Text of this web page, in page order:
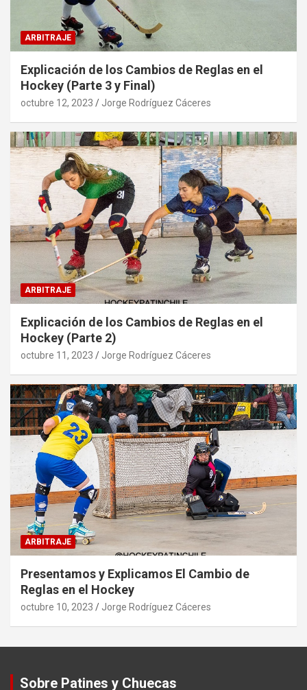
ARBITRAJE
Explicación de los Cambios de Reglas en el
Hockey (Parte 3 y Final)
octubre 12, 2023 Jorge Rodríguez Cáceres
ARBITRAJE
Explicación de los Cambios de Reglas en el
Hockey (Parte 2)
octubre 11, 2023 Jorge Rodríguez Cáceres
ARBITRAJE
Presentamos y Explicamos El Cambio de
Reglas en el Hockey
octubre 10, 2023 Jorge Rodríguez Cáceres
Sobre Patines y Chuecas